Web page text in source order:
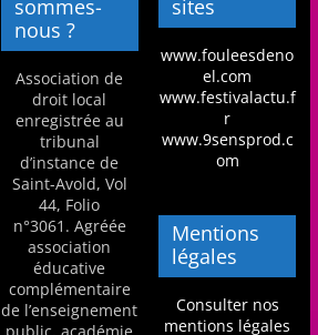
m
a
t
i
o
n
à
p
a
r
sommes-
nous ?
Association de
droit local
enregistrée au
tribunal
d’instance de
Saint-Avold, Vol
44, Folio
n°3061. Agréée
association
éducative
complémentaire
de l’enseignement
sites
www.fouleesdeno
el.com
www.festivalactu.f
r
www.9sensprod.c
om
Mentions
légales
Consulter nos
mentions légales